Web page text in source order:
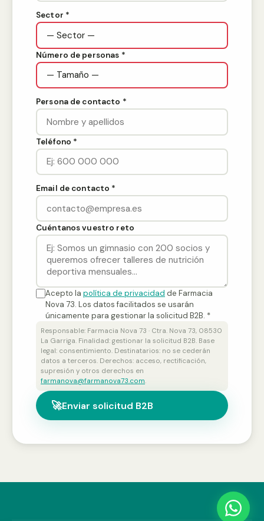
Sector *
Número de personas *
Persona de contacto *
Teléfono *
Email de contacto *
Cuéntanos vuestro reto
Acepto la política de privacidad de Farmacia
Nova 73. Los datos facilitados se usarán
únicamente para gestionar la solicitud B2B. *
Responsable: Farmacia Nova 73 · Ctra. Nova 73, 08530
La Garriga. Finalidad: gestionar la solicitud B2B. Base
legal: consentimiento. Destinatarios: no se cederán
datos a terceros. Derechos: acceso, rectificación,
supresión y otros derechos en
farmanova@farmanova73.com.
🚀Enviar solicitud B2B